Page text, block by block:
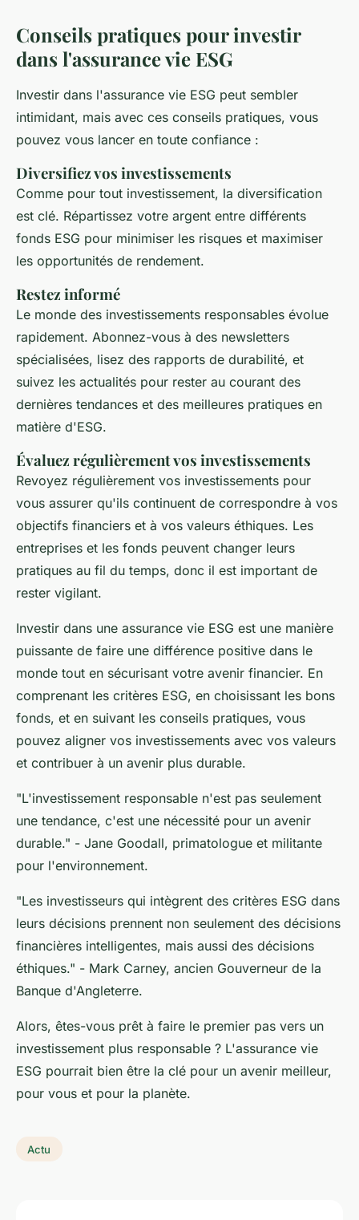
Conseils pratiques pour investir
dans l'assurance vie ESG
Investir dans l'assurance vie ESG peut sembler
intimidant, mais avec ces conseils pratiques, vous
pouvez vous lancer en toute confiance :
Diversifiez vos investissements
Comme pour tout investissement, la diversification
est clé. Répartissez votre argent entre différents
fonds ESG pour minimiser les risques et maximiser
les opportunités de rendement.
Restez informé
Le monde des investissements responsables évolue
rapidement. Abonnez-vous à des newsletters
spécialisées, lisez des rapports de durabilité, et
suivez les actualités pour rester au courant des
dernières tendances et des meilleures pratiques en
matière d'ESG.
Évaluez régulièrement vos investissements
Revoyez régulièrement vos investissements pour
vous assurer qu'ils continuent de correspondre à vos
objectifs financiers et à vos valeurs éthiques. Les
entreprises et les fonds peuvent changer leurs
pratiques au fil du temps, donc il est important de
rester vigilant.
Investir dans une assurance vie ESG est une manière
puissante de faire une différence positive dans le
monde tout en sécurisant votre avenir financier. En
comprenant les critères ESG, en choisissant les bons
fonds, et en suivant les conseils pratiques, vous
pouvez aligner vos investissements avec vos valeurs
et contribuer à un avenir plus durable.
"L'investissement responsable n'est pas seulement
une tendance, c'est une nécessité pour un avenir
durable." - Jane Goodall, primatologue et militante
pour l'environnement.
"Les investisseurs qui intègrent des critères ESG dans
leurs décisions prennent non seulement des décisions
financières intelligentes, mais aussi des décisions
éthiques." - Mark Carney, ancien Gouverneur de la
Banque d'Angleterre.
Alors, êtes-vous prêt à faire le premier pas vers un
investissement plus responsable ? L'assurance vie
ESG pourrait bien être la clé pour un avenir meilleur,
pour vous et pour la planète.
Actu